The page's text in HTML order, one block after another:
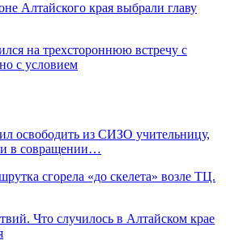
Алтайского края выбрали главу
на трехстороннюю встречу с
с условием
освободить из СИЗО учительницу,
в совращении…
сгорела «до скелета» возле ТЦ.
Что случилось в Алтайском крае